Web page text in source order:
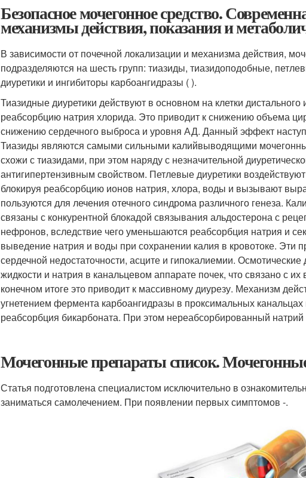
Безопасное мочегонное средство.
механизмы действия, показания и
В зависимости от почечной локализации и механизма действия,
подразделяются на шесть групп: тиазиды, тиазидоподобные,
диуретики и ингибиторы карбоангидразы ( ).
Тиазидные диуретики действуют в основном на клетки дистального
реабсорбцию натрия хлорида. Это приводит к снижению объема
снижению сердечного выброса и уровня АД. Данный эффект
Тиазиды являются самыми сильными калийвыводящими
схожи с тиазидами, при этом наряду с незначительной
антигипертензивным свойством. Петлевые диуретики
блокируя реабсорбцию ионов натрия, хлора, воды и вызывают
пользуются для лечения отечного синдрома различного генеза.
связаны с конкурентной блокадой связывания альдостерона с
нефронов, вследствие чего уменьшаются реабсорбция натрия и
выведение натрия и воды при сохранении калия в кровотоке. Эти
сердечной недостаточности, асците и гипокалиемии.
жидкости и натрия в канальцевом аппарате почек, что связано с
конечном итоге это приводит к массивному диурезу. Механизм
угнетением фермента карбоангидразы в проксимальных канальцах
реабсорбция бикарбоната. При этом нереабсорбированный
Мочегонные препараты список.
Статья подготовлена специалистом исключительно в
заниматься самолечением. При появлении первых симптомов -.